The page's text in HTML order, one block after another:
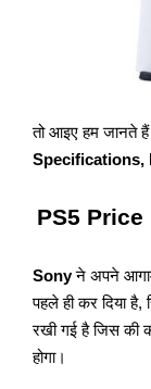
तो आइए हम जानते हैं
Specifications,
PS5 Price
Sonyने अपने
पहले ही कर दिया है,
रखी गई है जिस की
होगा।